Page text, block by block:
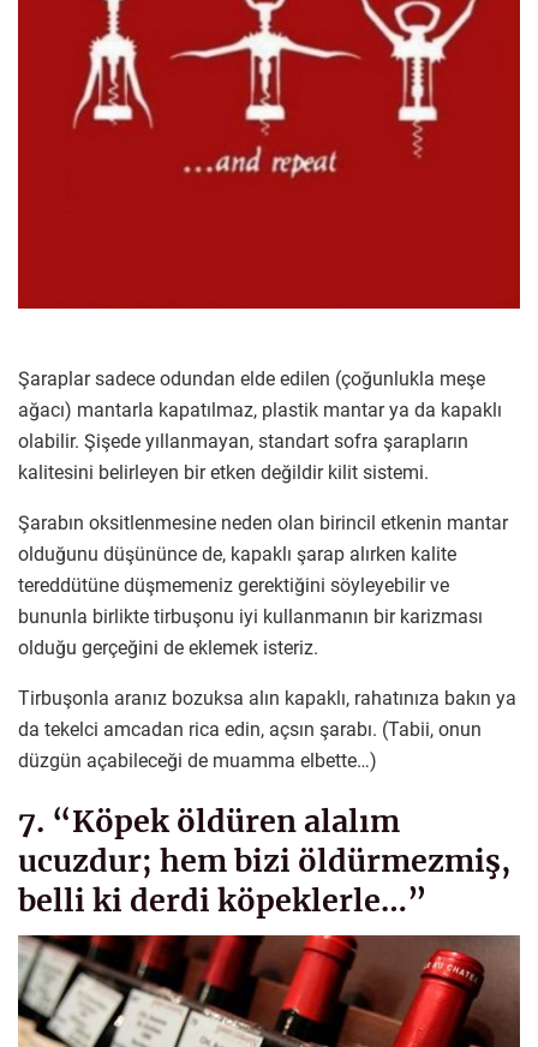
Şaraplar sadece odundan elde edilen (çoğunlukla meşe
ağacı) mantarla kapatılmaz, plastik mantar ya da kapaklı
olabilir. Şişede yıllanmayan, standart sofra şarapların
kalitesini belirleyen bir etken değildir kilit sistemi.
Şarabın oksitlenmesine neden olan birincil etkenin mantar
olduğunu düşününce de, kapaklı şarap alırken kalite
tereddütüne düşmemeniz gerektiğini söyleyebilir ve
bununla birlikte tirbuşonu iyi kullanmanın bir karizması
olduğu gerçeğini de eklemek isteriz.
Tirbuşonla aranız bozuksa alın kapaklı, rahatınıza bakın ya
da tekelci amcadan rica edin, açsın şarabı. (Tabii, onun
düzgün açabileceği de muamma elbette…)
7. “Köpek öldüren alalım
ucuzdur; hem bizi öldürmezmiş,
belli ki derdi köpeklerle…”